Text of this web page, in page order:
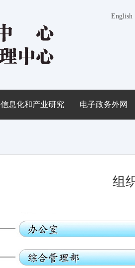
English
信息化和产业研究 电子政务外网
组